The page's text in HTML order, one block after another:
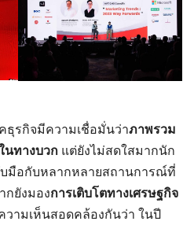
ธุรกิจมีความเชื่อมั่นว่าภาพรวม
นทางบวก แต่ยังไม่สดใสมากนัก
บมือกับหลากหลายสถานการณ์ที่
กยังมองการเติบโตทางเศรษฐกิจ
วามเห็นสอดคล้องกันว่า ในปี